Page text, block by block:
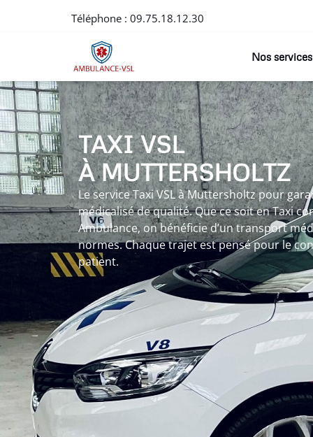
Téléphone : 09.75.18.12.30
Nos services
TAXI VSL
À MUTTERSHOLTZ
Le service Taxi VSL à Muttersholtz pour
médicalisé de qualité. Que ce soit en Taxi
Ambulance, on bénéficie d’un transport
normes. Chaque trajet est pensé pour le
patient.